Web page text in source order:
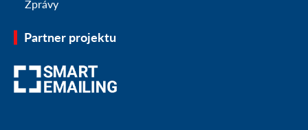
Zprávy
Partner projektu